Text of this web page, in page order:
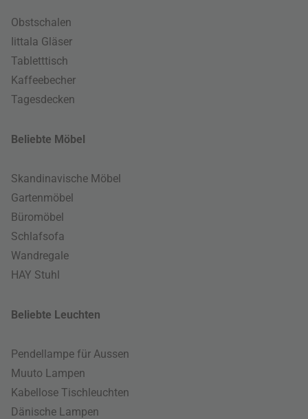
Obstschalen
Iittala Gläser
Tabletttisch
Kaffeebecher
Tagesdecken
Beliebte Möbel
Skandinavische Möbel
Gartenmöbel
Büromöbel
Schlafsofa
Wandregale
HAY Stuhl
Beliebte Leuchten
Pendellampe für Aussen
Muuto Lampen
Kabellose Tischleuchten
Dänische Lampen